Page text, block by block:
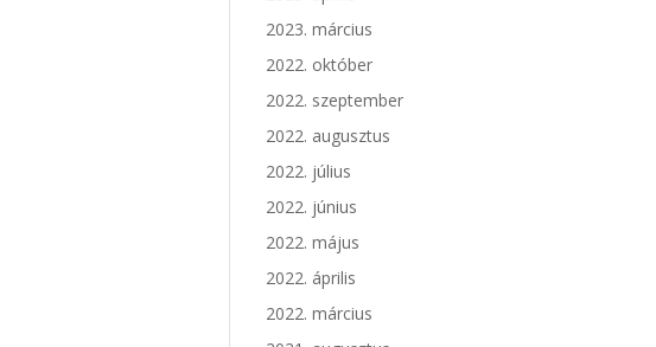
2023. március
2022. október
2022. szeptember
2022. augusztus
2022. július
2022. június
2022. május
2022. április
2022. március